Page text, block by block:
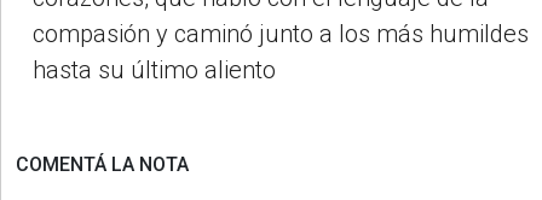
compasión y caminó junto a los más humildes
hasta su último aliento
COMENTÁ LA NOTA